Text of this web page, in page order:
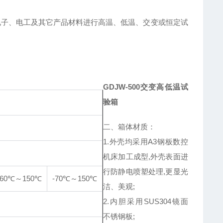
、电工及其它产品材料进行高温、低温、交变或恒定试
～150℃ -70℃～150℃
GDJW-500交变高低温试
验箱
二、箱体材质：
1.外壳均采用A3钢板数控
机床加工成型,外壳表面进
行防静电喷塑处理,更显光
洁、美观;
2.内胆采用SUS304镜面
不锈钢板;